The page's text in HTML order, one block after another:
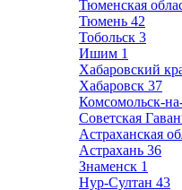
Тюменская
Тюмень 42
Тобольск 3
Ишим 1
Хабаровский
Хабаровск 37
Комсомольск-
Советская
Астраханская
Астрахань 36
Знаменск 1
Нур-Султан 43